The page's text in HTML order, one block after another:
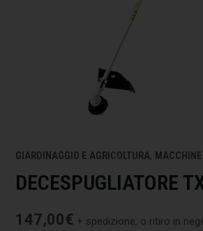
GIARDINAGGIO E AGRICOLTURA, MACCHINE
DECESPUGLIATORE
147,00€ + spedizione, o ritiro in